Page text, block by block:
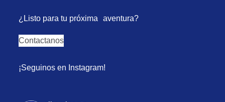
¿Listo para tu próxima aventura?
Contactanos
¡Seguinos en Instagram!